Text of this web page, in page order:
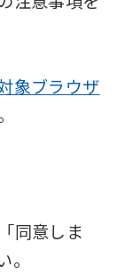
象ブラウザ
同意しま